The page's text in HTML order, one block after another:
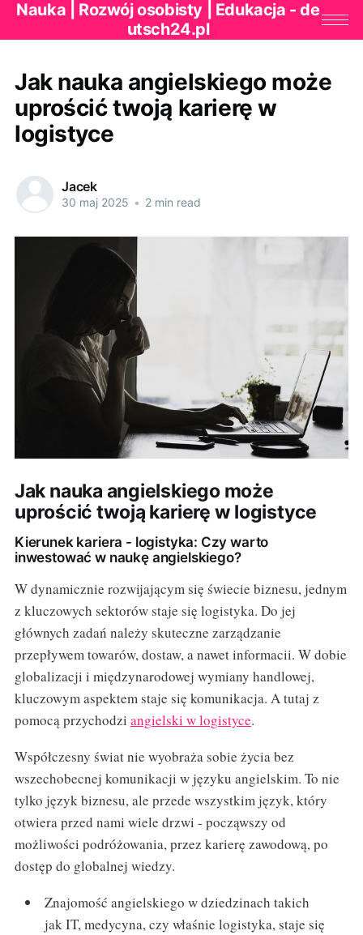
Nauka | Rozwój osobisty | Edukacja - de
utsch24.pl
Jak nauka angielskiego może
uprościć twoją karierę w
logistyce
Jacek
30 maj 2025 • 2 min read
Jak nauka angielskiego może
uprościć twoją karierę w logistyce
Kierunek kariera - logistyka: Czy warto
inwestować w naukę angielskiego?
W dynamicznie rozwijającym się świecie biznesu, jednym
z kluczowych sektorów staje się logistyka. Do jej
głównych zadań należy skuteczne zarządzanie
przepływem towarów, dostaw, a nawet informacii. W dobie
globalizacji i międzynarodowej wymiany handlowej,
kluczowym aspektem staje się komunikacja. A tutaj z
pomocą przychodzi angielski w logistyce.
Współczesny świat nie wyobraża sobie życia bez
wszechobecnej komunikacji w języku angielskim. To nie
tylko język biznesu, ale przede wszystkim język, który
otwiera przed nami wiele drzwi - począwszy od
możliwości podróżowania, przez karierę zawodową, po
dostęp do globalnej wiedzy.
Znajomość angielskiego w dziedzinach takich
jak IT, medycyna, czy właśnie logistyka, staje się